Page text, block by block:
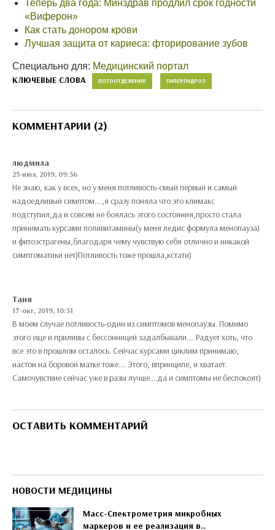
Теперь два года: Минздрав продлил срок годности
«Виферон»
Как стать донором крови
Лучшая защита от кариеса: фторирование зубов
Специально для: Медицинский портал
КЛЮЧЕВЫЕ СЛОВА ПОТООТДЕЛЕНИЕ ГИПЕРГИДРОЗ
КОММЕНТАРИИ (2)
людмила
25-июл, 2019, 09:36
Не знаю, как у всех, но у меня потливость-смый первый и самый
надоедливый симптом....,я сразу поняла что это климакс
подступил,да и совсем не боялась этого состояния,просто стала
принимать курсами поливитамины(у меня ледис формула менопауза)
и фитоэстрагены,благодаря чему чувствую себя отлично и никакой
симптоматики нет)Потливость тоже прошла,кстати)
Таня
17-окт, 2019, 10:31
В моем случае потливость-один из симптомов менопаузы. Помимо
этого еще и приливы с бессонницей задалбывали.... Радует хоть, что
все это в прошлом осталось. Сейчас курсами циклим принимаю,
настои на боровой матке тоже.... Этого, впринципе, и хватает.
Самочувствие сейчас уже в разы лучше....да и симптомы не беспокоят)
ОСТАВИТЬ КОММЕНТАРИЙ
НОВОСТИ МЕДИЦИНЫ
Масс-Спектрометрия микробных
маркеров и ее реализация в..